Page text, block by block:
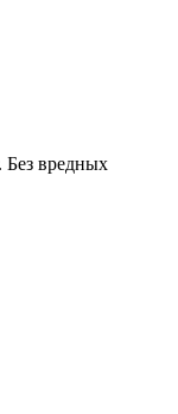
Без вредных